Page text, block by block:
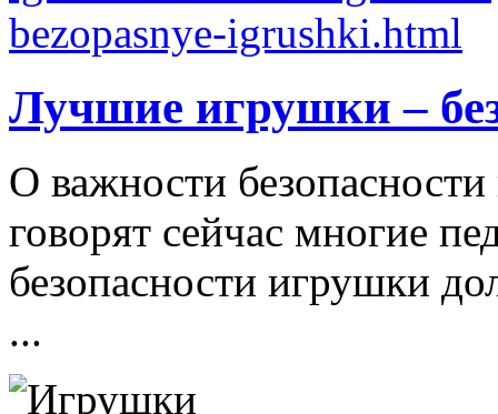
Лучшие игрушки –
О важности
говорят сейчас многие
безопасности игрушки
...